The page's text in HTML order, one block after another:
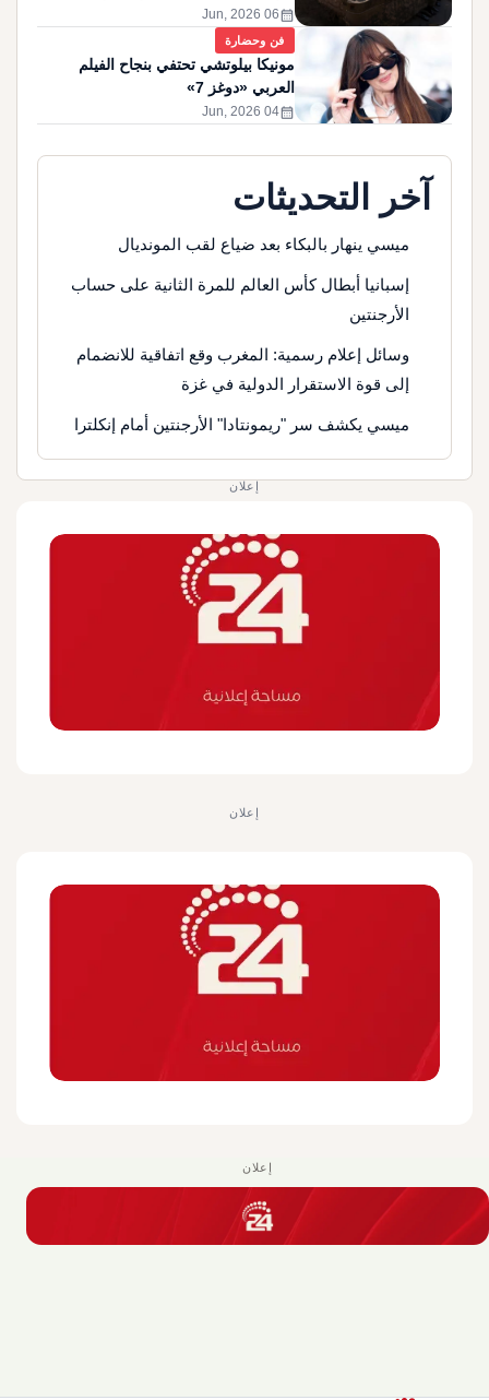
calendar_month
06 Jun, 2026
فن وحضارة
مونيكا بيلوتشي تحتفي بنجاح الفيلم
العربي «دوغز 7»
calendar_month
04 Jun, 2026
آخر التحديثات
ميسي ينهار بالبكاء بعد ضياع لقب المونديال
إسبانيا أبطال كأس العالم للمرة الثانية على حساب
الأرجنتين
وسائل إعلام رسمية: المغرب وقع اتفاقية للانضمام
إلى قوة الاستقرار الدولية في غزة
ميسي يكشف سر "ريمونتادا" الأرجنتين أمام إنكلترا
إعلان
إعلان
إعلان